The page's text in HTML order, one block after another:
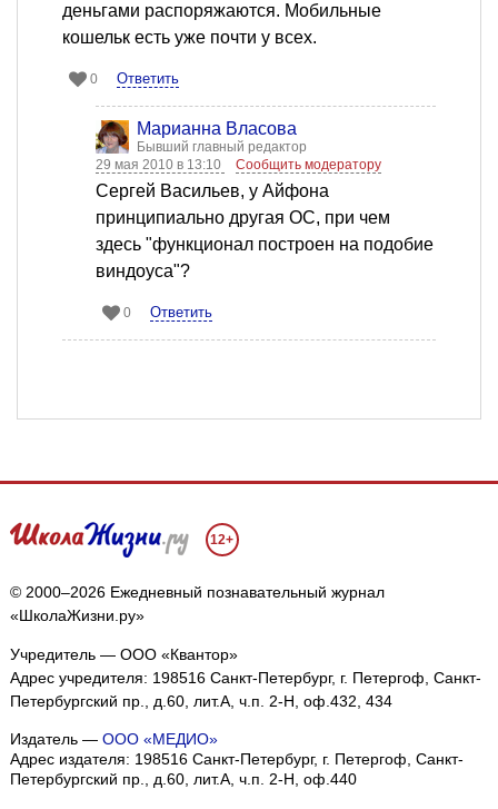
деньгами распоряжаются. Мобильные
кошельк есть уже почти у всех.
0 Ответить
Марианна Власова
Бывший главный редактор
29 мая 2010 в 13:10
Сообщить модератору
Сергей Васильев, у Айфона
принципиально другая ОС, при чем
здесь "функционал построен на подобие
виндоуса"?
0 Ответить
12+
© 2000–2026 Ежедневный познавательный журнал
«ШколаЖизни.ру»
Учредитель — ООО «Квантор»
Адрес учредителя: 198516 Санкт-Петербург, г. Петергоф, Санкт-
Петербургский пр., д.60, лит.А, ч.п. 2-Н, оф.432, 434
Издатель — ООО «МЕДИО»
Адрес издателя: 198516 Санкт-Петербург, г. Петергоф, Санкт-
Петербургский пр., д.60, лит.А, ч.п. 2-Н, оф.440